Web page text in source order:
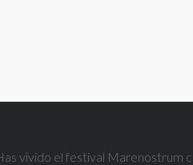
vivido el festival Marenostrum